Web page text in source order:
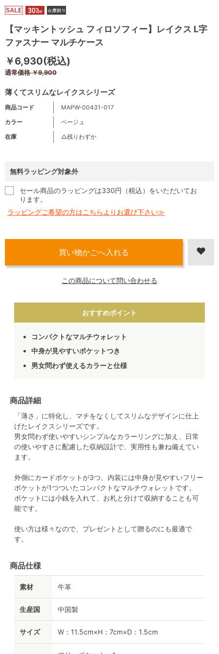
【マッキントッシュ フィロソフィー】レイクス L字
ファスナー マルチケース
薄くてスリムなレイクスシリーズ
￥6,930(税込)
通常価格￥9,900
商品コード
MAPW-00431-017
カラー
ベージュ
在庫
△残りわずか
無料ラッピング対象外
セール商品のラッピングは330円（税込）をいただいてお
ります。
ラッピングご希望の方はこちらよりお選び下さい≫
この商品について問い合わせる
おすすめポイント
コンパクトなマルチウォレット
中身が見やすいポケットつき
男女問わず使えるカラーと仕様
商品詳細
「薄さ」に特化し、マチをなくしてスリムなデザインに仕上
げたレイクスシリーズです。
男女問わず使いやすいシンプルなカラーリングに加え、日常
の使いやすさに配慮した収納設計で、実用性も兼ね備えてい
ます。
外側にカードポケットが3つ、内装には中身が見やすいフリー
ポケットが1つついたコンパクトなマルチウォレットです。
ポケットには小銭を入れて、お札と分けて収納することも可
能です。
使い方は様々なので、プレゼントとして贈るのにも最適で
す。
商品仕様
素材 牛革
生産国 中国製
サイズ W：11.5cm×H：7cm×D：1.5cm